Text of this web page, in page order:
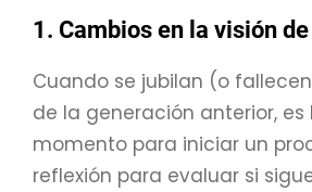
1. Cambios en la visión
Cuando se jubilan (o
de la generación anterior, es
momento para iniciar un
reflexión para evaluar si